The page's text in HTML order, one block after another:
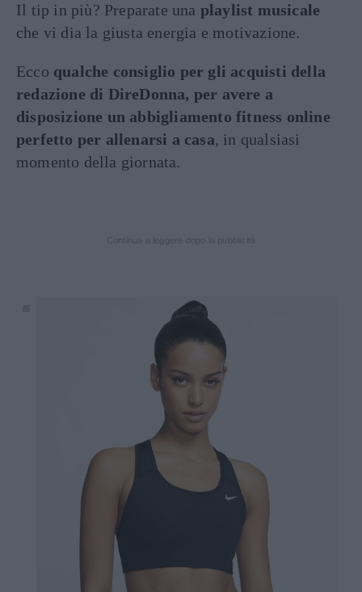
Il tip in più? Preparate una playlist musicale
che vi dia la giusta energia e motivazione.
Ecco qualche consiglio per gli acquisti della
redazione di DireDonna, per avere a
disposizione un abbigliamento fitness online
perfetto per allenarsi a casa, in qualsiasi
momento della giornata.